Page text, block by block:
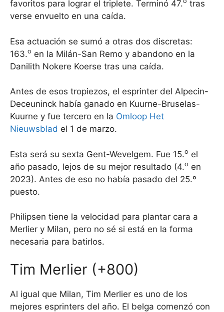
favoritos para lograr el triplete. Terminó 47.
tras
verse envuelto en una caída.
Esa actuación se sumó a otras dos discretas:
163.o en la Milán-San Remo y abandono en la
Danilith Nokere Koerse tras una caída.
Antes de esos tropiezos, el esprinter del Alpecin-
Deceuninck había ganado en Kuurne-Bruselas-
Kuurne y fue tercero en la Omloop Het
Nieuwsblad el 1 de marzo.
Esta será su sexta Gent-Wevelgem. Fue 15.o el
año pasado, lejos de su mejor resultado (4.o en
2023). Antes de eso no había pasado del 25.º
puesto.
Philipsen tiene la velocidad para plantar cara a
Merlier y Milan, pero no sé si está en la forma
necesaria para batirlos.
Tim Merlier (+800)
Al igual que Milan, Tim Merlier es uno de los
mejores esprinters del año. El belga comenzó con